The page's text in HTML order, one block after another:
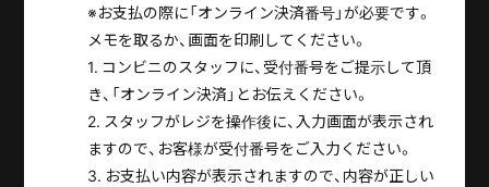
※お支払の際に「オンライン決済番号」が必要です。
メモを取るか、画面を印刷してください。
1. コンビニのスタッフに、受付番号をご提示して頂
き、「オンライン決済」とお伝えください。
2. スタッフがレジを操作後に、入力画面が表示され
ますので、お客様が受付番号をご入力ください。
3. お支払い内容が表示されますので、内容が正しい